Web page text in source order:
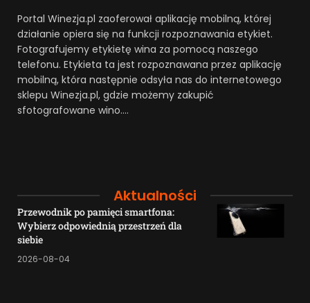
Portal Winezja.pl zaoferował aplikację mobilną, której
działanie opiera się na funkcji rozpoznawania etykiet.
Fotografujemy etykietę wina za pomocą naszego
telefonu. Etykieta ta jest rozpoznawana przez aplikację
mobilną, która następnie odsyła nas do internetowego
sklepu Winezja.pl, gdzie możemy zakupić
sfotografowane wino.…
Aktualności
Przewodnik po pamięci smartfona:
Wybierz odpowiednią przestrzeń dla
siebie
2026-08-04